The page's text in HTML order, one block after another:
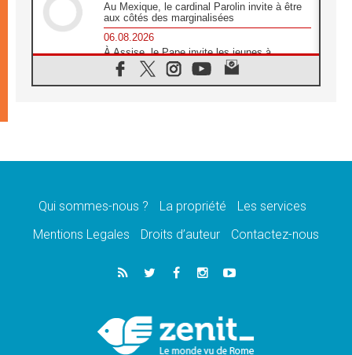
Au Mexique, le cardinal Parolin invite à être
aux côtés des marginalisées
06.08.2026
À Assise, le Pape invite les jeunes à
«construire la civilisation de l'amour»
05.08.2026
d'entendre ceux qui bénissent la guerre»
Léon XIV au Pérou, une lueur d'espoir pour
05.08.2026
SCEAM: L'Église en Afrique vers
05.08.2026
Le Pape exprime ses condoléances suite au
décès du cardinal Júlio Langa
Qui sommes-nous ? La propriété
Les services
Mentions Legales
Droits d’auteur Contactez-nous